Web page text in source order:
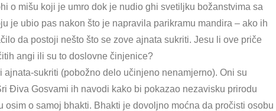
priroda
bhakti
o mišu koji je umro dok je nudio ghi svetiljku božanstvima sa
je ubio pas nakon što je napravila parikramu mandira – ako ih
da postoji nešto što se zove ajnata sukriti. Jesu li ove priče
angi ili su to doslovne činjenice?
ajnata-sukriti (pobožno delo učinjeno nenamjerno). Oni su
Điva Gosvami ih navodi kako bi pokazao nezavisku prirodu
osim o samoj bhakti. Bhakti je dovoljno moćna da pročisti osobu